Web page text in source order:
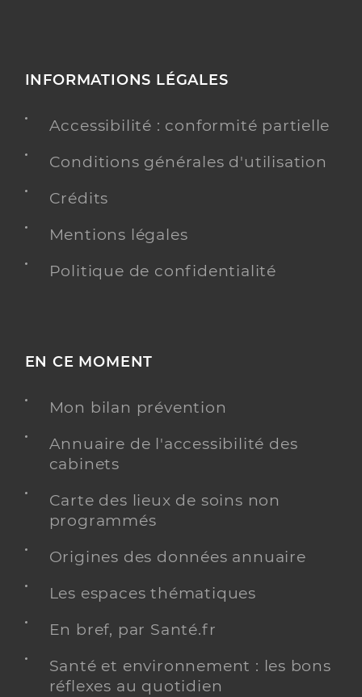
INFORMATIONS LÉGALES
Accessibilité : conformité partielle
Conditions générales d'utilisation
Crédits
Mentions légales
Politique de confidentialité
EN CE MOMENT
Mon bilan prévention
Annuaire de l'accessibilité des
cabinets
Carte des lieux de soins non
programmés
Origines des données annuaire
Les espaces thématiques
En bref, par Santé.fr
Santé et environnement : les bons
réflexes au quotidien